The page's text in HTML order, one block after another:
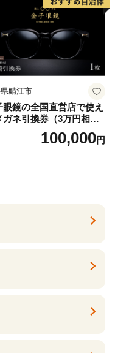
鯖江市
眼鏡の全国直営店で使え
ガネ引換券（3万円相
100,000円